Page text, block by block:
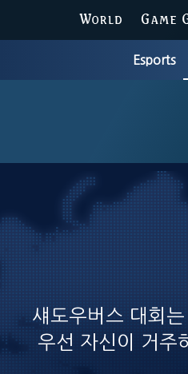
WORLD GAME
Esports
섀도우버스 대회
우선 자신이 거주